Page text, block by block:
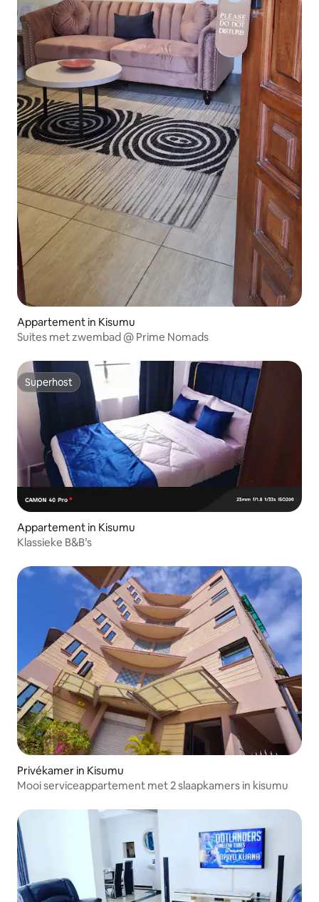
Appartement in Kisumu
Suites met zwembad @ Prime Nomads
Superhost
Superhost
Appartement in Kisumu
Klassieke B&B’s
Privékamer in Kisumu
Mooi serviceappartement met 2 slaapkamers in kisumu